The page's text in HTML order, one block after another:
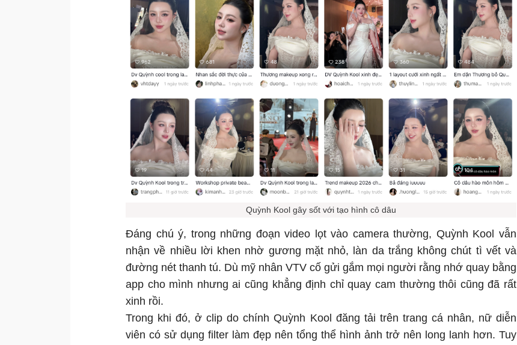
Quỳnh Kool gây sốt với tạo hình cô dâu
Đáng chú ý, trong những đoạn video lọt vào camera thường, Quỳnh Kool vẫn
nhận về nhiều lời khen nhờ gương mặt nhỏ, làn da trắng không chút tì vết và
đường nét thanh tú. Dù mỹ nhân VTV cố gửi gắm mọi người rằng nhớ quay bằng
app cho mình nhưng ai cũng khẳng định chỉ quay cam thường thôi cũng đã rất
xinh rồi.
Trong khi đó, ở clip do chính Quỳnh Kool đăng tải trên trang cá nhân, nữ diễn
viên có sử dụng filter làm đẹp nên tổng thể hình ảnh trở nên long lanh hơn. Tuy